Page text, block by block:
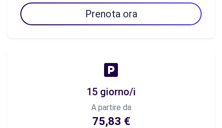
Prenota ora
15 giorno/i
A partire da
75,83 €